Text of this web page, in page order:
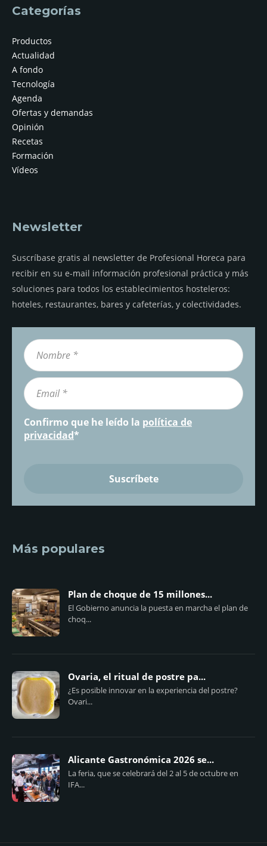
Categorías
Productos
Actualidad
A fondo
Tecnología
Agenda
Ofertas y demandas
Opinión
Recetas
Formación
Vídeos
Newsletter
Suscríbase gratis al newsletter de Profesional Horeca para
recibir en su e-mail información profesional práctica y más
soluciones para todos los establecimientos hosteleros:
hoteles, restaurantes, bares y cafeterías, y colectividades.
Confirmo que he leído la política de
privacidad*
Más populares
Plan de choque de 15 millones...
El Gobierno anuncia la puesta en marcha el plan de
choq...
Ovaria, el ritual de postre pa...
¿Es posible innovar en la experiencia del postre?
Ovari...
Alicante Gastronómica 2026 se...
La feria, que se celebrará del 2 al 5 de octubre en
IFA...